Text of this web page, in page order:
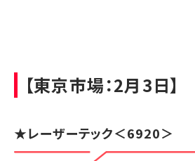
【東京市場：2月3日】
★レーザーテック＜6920＞